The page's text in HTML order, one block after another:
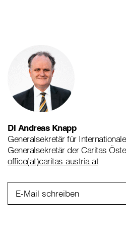
DI Andreas Knapp
Generalsekretär für
Generalsekretär der Caritas
office(at)caritas-austria.at
E-Mail schreiben